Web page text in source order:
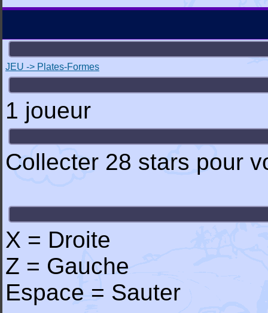
JEU -> Plates-Formes
1 joueur
Collecter 28 stars pour
X = Droite
Z = Gauche
Espace = Sauter